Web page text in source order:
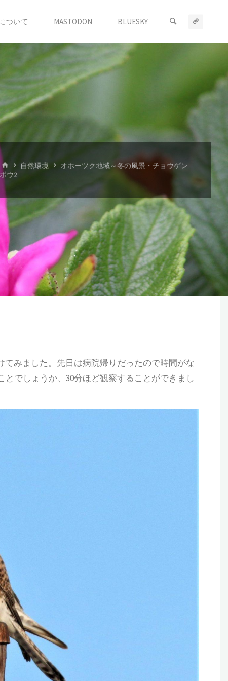
ついて MASTODON BLUESKY
ホ
ー
ム
自然環境
オホーツク地域～冬の風景・チョウゲン
ボウ2
みました。先日は病院帰りだったので時間がな
でしょうか、30分ほど観察することができまし